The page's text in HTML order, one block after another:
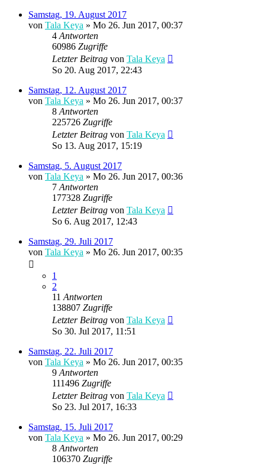
Samstag, 19. August 2017
von Tala Keya » Mo 26. Jun 2017, 00:37
4 Antworten
60986 Zugriffe
Letzter Beitrag von Tala Keya
So 20. Aug 2017, 22:43
Samstag, 12. August 2017
von Tala Keya » Mo 26. Jun 2017, 00:37
8 Antworten
225726 Zugriffe
Letzter Beitrag von Tala Keya
So 13. Aug 2017, 15:19
Samstag, 5. August 2017
von Tala Keya » Mo 26. Jun 2017, 00:36
7 Antworten
177328 Zugriffe
Letzter Beitrag von Tala Keya
So 6. Aug 2017, 12:43
Samstag, 29. Juli 2017
von Tala Keya » Mo 26. Jun 2017, 00:35
1
2
11 Antworten
138807 Zugriffe
Letzter Beitrag von Tala Keya
So 30. Jul 2017, 11:51
Samstag, 22. Juli 2017
von Tala Keya » Mo 26. Jun 2017, 00:35
9 Antworten
111496 Zugriffe
Letzter Beitrag von Tala Keya
So 23. Jul 2017, 16:33
Samstag, 15. Juli 2017
von Tala Keya » Mo 26. Jun 2017, 00:29
8 Antworten
106370 Zugriffe